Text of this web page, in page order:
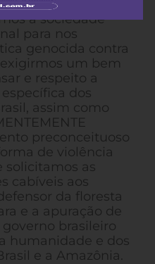
a sociedade
para nos
genocida contra
um bem
e respeito a
dos
assim como
preconceituoso
de violência
solicitamos as
cabíveis aos
da floresta
e a apuração de
brasileiro
humanidade e dos
e a Amazônia.